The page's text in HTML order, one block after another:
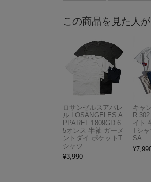
この商品を見た人
ロサンゼルスアパレ
ル LOSANGELES A
PPAREL 1809GD 6.
5オンス 半袖 ガーメ
ントダイ ポケットT
シャツ
¥3,990
キャ
R
イト
Tシ
SA
¥